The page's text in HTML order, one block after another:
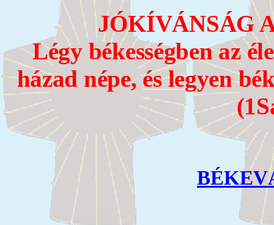
JÓKÍVÁNSÁG
Légy békességben az
házad népe, és legyen